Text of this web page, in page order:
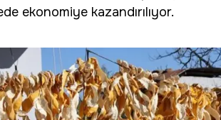
ekonomiye kazandırılıyor.